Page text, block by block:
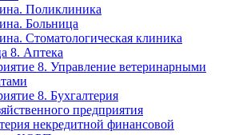
Поликлиника
Больница
Стоматологическая клиника
8. Аптека
8. Управление ветеринарными
8. Бухгалтерия
предприятия
некредитной финансовой